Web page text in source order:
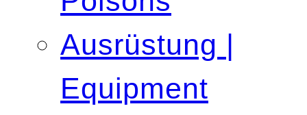
Ausrüstung |
Equipment